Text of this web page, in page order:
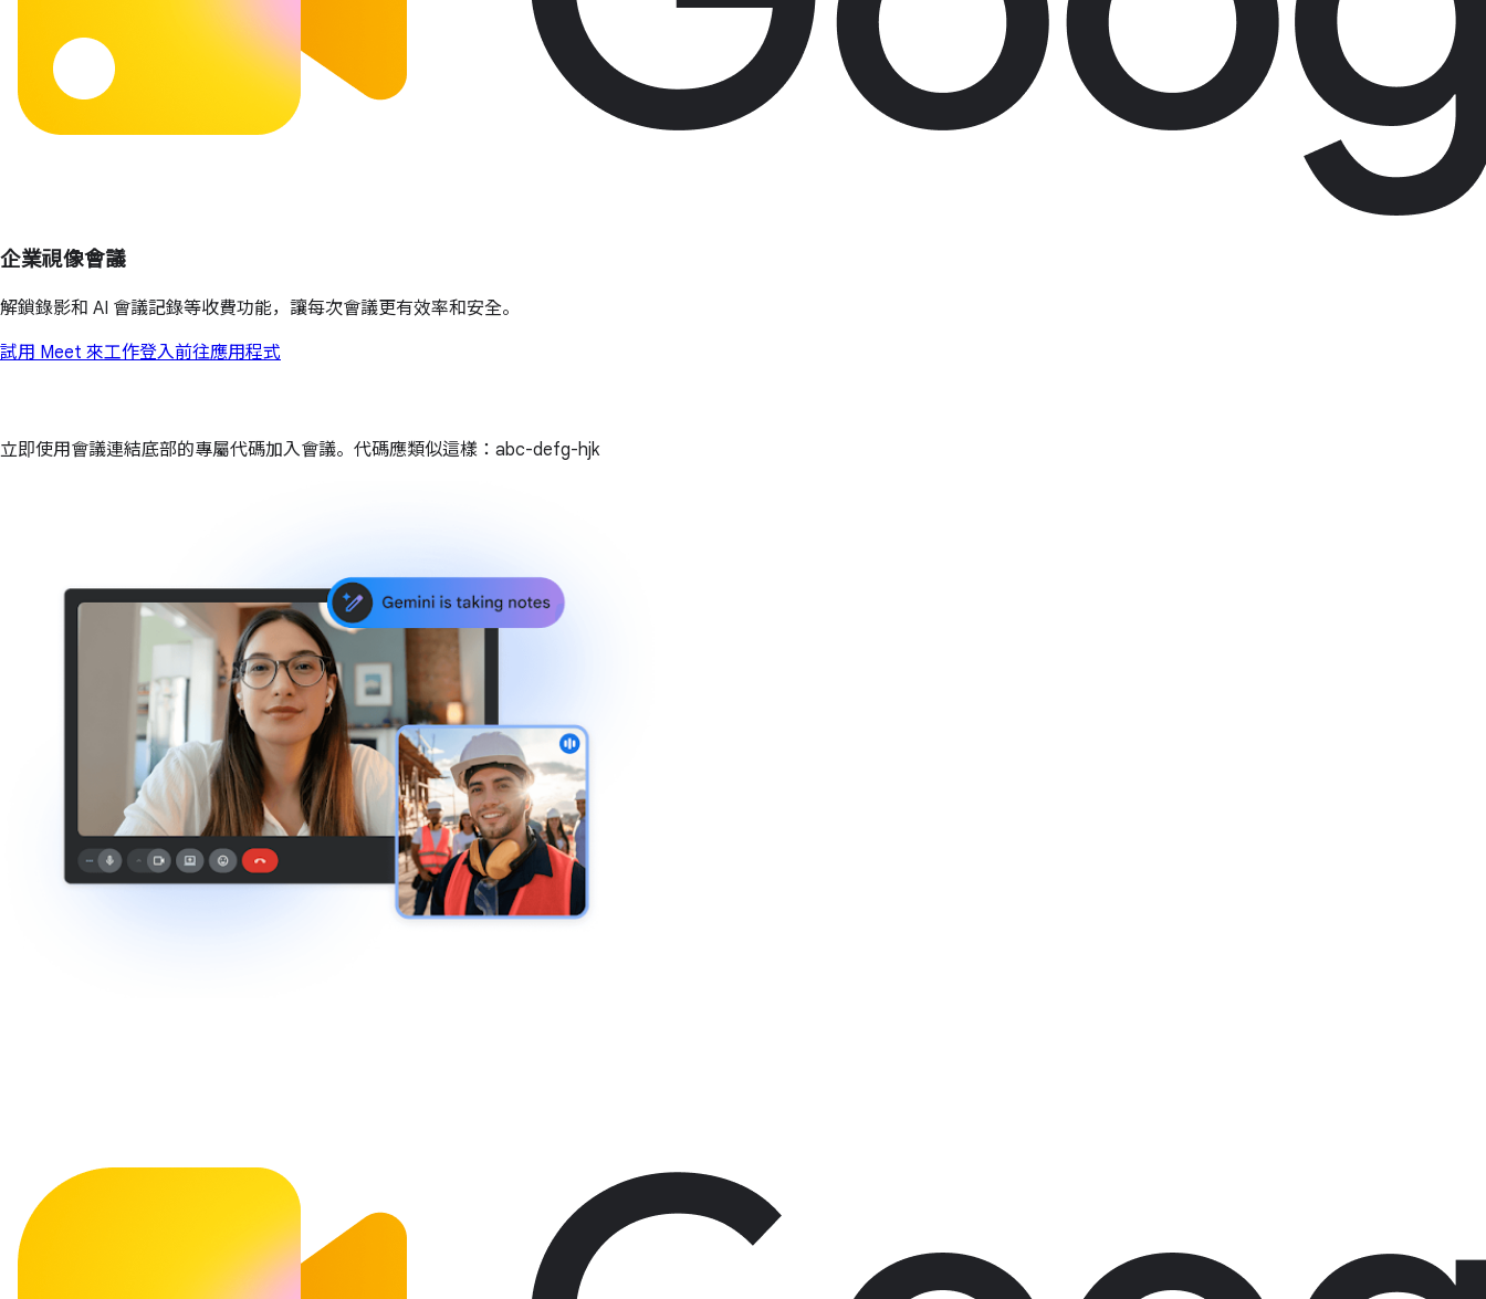
企業視像會議
解鎖錄影和 AI 會議記錄等收費功能，讓每次會議更有效率和安全。
試用 Meet 來工作登入前往應用程式
立即使用會議連結底部的專屬代碼加入會議。代碼應類似這樣：abc-defg-hjk